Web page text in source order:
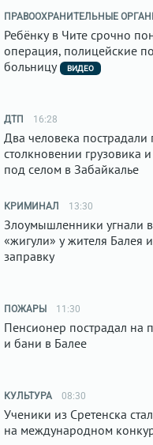
ПРАВООХРАНИТЕЛЬНЫЕ
Ребёнку в Чите срочно
операция, полицейские
больницу
ВИДЕО
ДТП 16:28
Два человека пострадали
столкновении грузовика
под селом в Забайкалье
КРИМИНАЛ 13:30
Злоумышленники угнали
«жигули» у жителя Балея
заправку
ПОЖАРЫ 11:30
Пенсионер пострадал на
и бани в Балее
КУЛЬТУРА 08:30
Ученики из Сретенска
на международном